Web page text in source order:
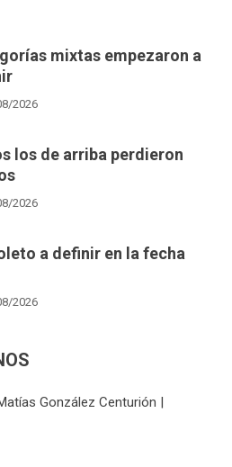
mixtas empezaron a
2026
los de arriba perdieron
2026
a definir en la fecha
2026
González Centurión |